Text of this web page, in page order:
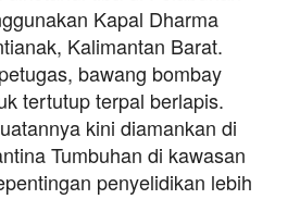
Kapal Dharma
Kalimantan Barat.
bawang bombay
tertutup terpal berlapis.
kini diamankan di
Tumbuhan di kawasan
penyelidikan lebih